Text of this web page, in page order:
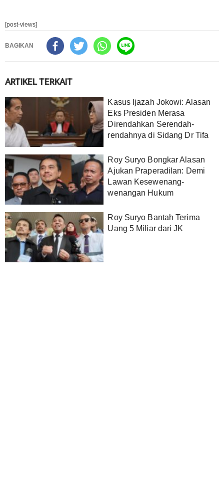
[post-views]
BAGIKAN
ARTIKEL TERKAIT
Kasus Ijazah Jokowi: Alasan
Eks Presiden Merasa
Direndahkan Serendah-
rendahnya di Sidang Dr Tifa
Roy Suryo Bongkar Alasan
Ajukan Praperadilan: Demi
Lawan Kesewenang-
wenangan Hukum
Roy Suryo Bantah Terima
Uang 5 Miliar dari JK